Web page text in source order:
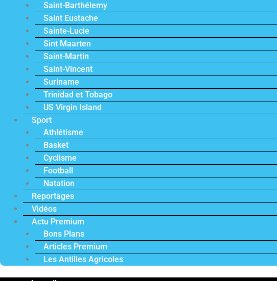
Saint-Barthélemy
Saint Eustache
Sainte-Lucie
Sint Maarten
Saint-Martin
Saint-Vincent
Suriname
Trinidad et Tobago
US Virgin Island
Sport
Athlétisme
Basket
Cyclisme
Football
Natation
Reportages
Vidéos
Actu Premium
Bons Plans
Articles Premium
Les Antilles Agricoles